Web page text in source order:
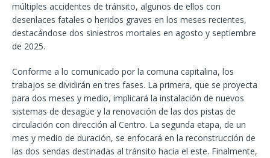
múltiples accidentes de tránsito, algunos de ellos con
desenlaces fatales o heridos graves en los meses recientes,
destacándose dos siniestros mortales en agosto y septiembre
de 2025.
Conforme a lo comunicado por la comuna capitalina, los
trabajos se dividirán en tres fases. La primera, que se proyecta
para dos meses y medio, implicará la instalación de nuevos
sistemas de desagüe y la renovación de las dos pistas de
circulación con dirección al Centro. La segunda etapa, de un
mes y medio de duración, se enfocará en la reconstrucción de
las dos sendas destinadas al tránsito hacia el este. Finalmente,